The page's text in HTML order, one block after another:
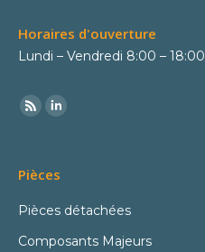
Horaires d'ouverture
Lundi – Vendredi 8:00 – 18:00
Pièces
Pièces détachées
Composants Majeurs